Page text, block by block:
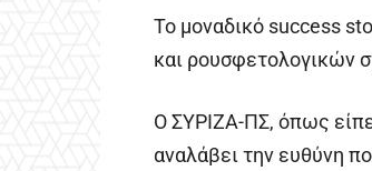
Το μοναδικό success
και ρουσφετολογικών
Ο ΣΥΡΙΖΑ-ΠΣ, όπως είπε
αναλάβει την ευθύνη